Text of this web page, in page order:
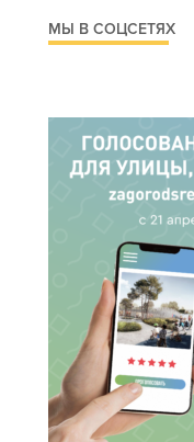
МЫ В СОЦСЕТЯХ